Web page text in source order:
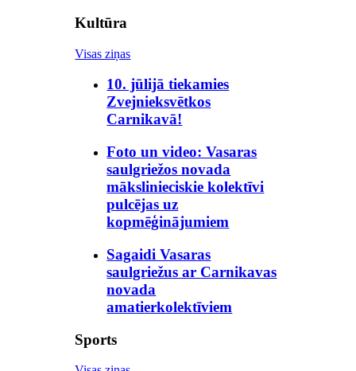
Kultūra
Visas ziņas
10. jūlijā tiekamies
Zvejnieksvētkos
Carnikavā!
Foto un video: Vasaras
saulgriežos novada
mākslinieciskie kolektīvi
pulcējas uz
kopmēģinājumiem
Sagaidi Vasaras
saulgriežus ar Carnikavas
novada
amatierkolektīviem
Sports